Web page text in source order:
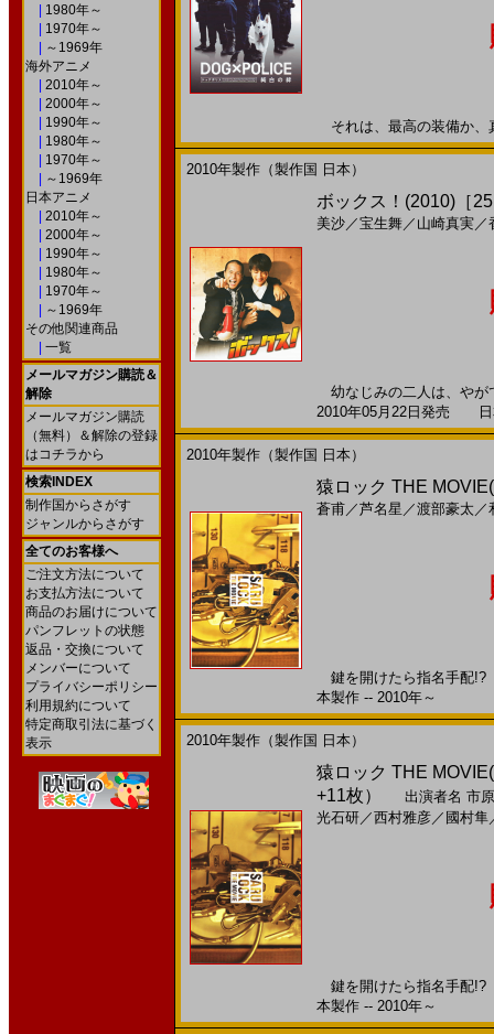
1980年～
1970年～
～1969年
海外アニメ
2010年～
2000年～
1990年～
1980年～
1970年～
～1969年
日本アニメ
2010年～
2000年～
1990年～
1980年～
1970年～
～1969年
その他関連商品
一覧
メールマガジン購読＆
解除
メールマガジン購読
（無料）＆解除の登録
はコチラから
検索INDEX
制作国からさがす
ジャンルからさがす
全てのお客様へ
ご注文方法について
お支払方法について
商品のお届けについて
パンフレットの状態
返品・交換について
メンバーについて
プライバシーポリシー
利用規約について
特定商取引法に基づく
表示
それは、最高の装備か
2010年製作（製作国 日本）
ボックス！(2010)［
美沙／宝生舞／ 山崎真実／
幼なじみの二人は、や
2010年05月22日発売 日
2010年製作（製作国 日本）
猿ロック THE
蒼甫／芦名星 ／渡部豪太 ／
鍵を開けたら指名手配
本製作 -- 2010年～
2010年製作（製作国 日本）
猿ロック THE
+11枚）
出演者名 市
光石研／西村雅彦／ 國村隼
鍵を開けたら指名手配
本製作 -- 2010年～